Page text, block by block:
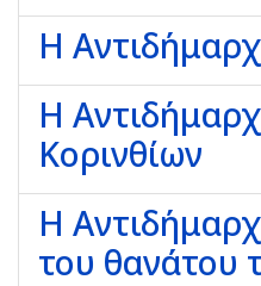
Η
Η
Κορινθίων
Η
του θανάτου